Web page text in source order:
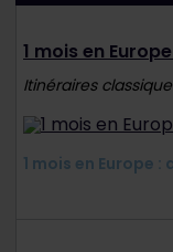
1 mois en
Itinéraires
1 mois en Europe